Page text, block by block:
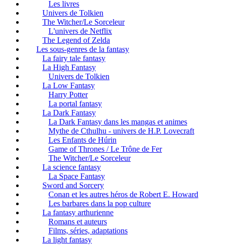
Les livres
Univers de Tolkien
The Witcher/Le Sorceleur
L'univers de Netflix
The Legend of Zelda
Les sous-genres de la fantasy
La fairy tale fantasy
La High Fantasy
Univers de Tolkien
La Low Fantasy
Harry Potter
La portal fantasy
La Dark Fantasy
La Dark Fantasy dans les mangas et animes
Mythe de Cthulhu - univers de H.P. Lovecraft
Les Enfants de Húrin
Game of Thrones / Le Trône de Fer
The Witcher/Le Sorceleur
La science fantasy
La Space Fantasy
Sword and Sorcery
Conan et les autres héros de Robert E. Howard
Les barbares dans la pop culture
La fantasy arthurienne
Romans et auteurs
Films, séries, adaptations
La light fantasy